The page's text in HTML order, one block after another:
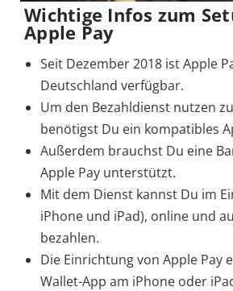
Wichtige Infos zum
Apple Pay
Seit Dezember 2018 ist Apple
Deutschland verfügbar.
Um den Bezahldienst nutzen
benötigst Du ein kompatibles
Außerdem brauchst Du eine
Apple Pay unterstützt.
Mit dem Dienst kannst Du im
iPhone und iPad), online und
bezahlen.
Die Einrichtung von Apple Pay
Wallet-App am iPhone oder